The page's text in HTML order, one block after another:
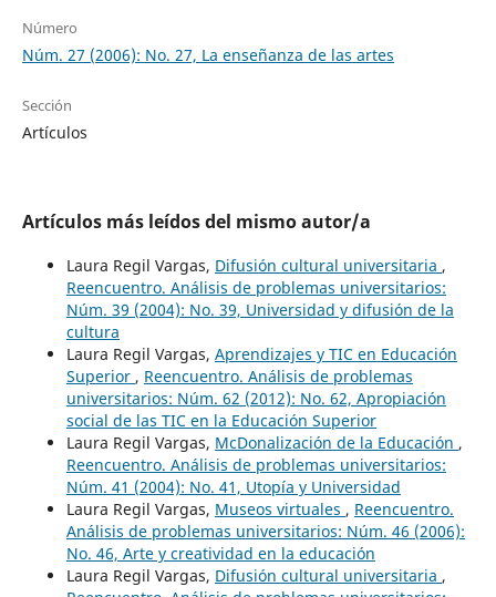
Número
Núm. 27 (2006): No. 27, La enseñanza de las artes
Sección
Artículos
Artículos más leídos del mismo autor/a
Laura Regil Vargas, Difusión cultural universitaria ,
Reencuentro. Análisis de problemas universitarios:
Núm. 39 (2004): No. 39, Universidad y difusión de la
cultura
Laura Regil Vargas, Aprendizajes y TIC en Educación
Superior , Reencuentro. Análisis de problemas
universitarios: Núm. 62 (2012): No. 62, Apropiación
social de las TIC en la Educación Superior
Laura Regil Vargas, McDonalización de la Educación ,
Reencuentro. Análisis de problemas universitarios:
Núm. 41 (2004): No. 41, Utopía y Universidad
Laura Regil Vargas, Museos virtuales , Reencuentro.
Análisis de problemas universitarios: Núm. 46 (2006):
No. 46, Arte y creatividad en la educación
Laura Regil Vargas, Difusión cultural universitaria ,